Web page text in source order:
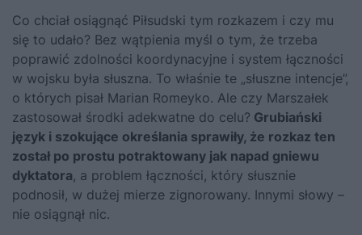
Co chciał osiągnąć Piłsudski tym rozkazem i czy mu
się to udało? Bez wątpienia myśl o tym, że trzeba
poprawić zdolności koordynacyjne i system łączności
w wojsku była słuszna. To właśnie te „słuszne intencje”,
o których pisał Marian Romeyko. Ale czy Marszałek
zastosował środki adekwatne do celu? Grubiański
język i szokujące określania sprawiły, że rozkaz ten
został po prostu potraktowany jak napad gniewu
dyktatora, a problem łączności, który słusznie
podnosił, w dużej mierze zignorowany. Innymi słowy –
nie osiągnął nic.